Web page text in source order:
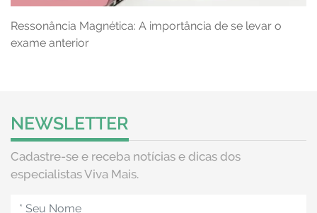
Ressonância Magnética: A importância de se levar o
exame anterior
NEWSLETTER
Cadastre-se e receba notícias e dicas dos
especialistas Viva Mais.